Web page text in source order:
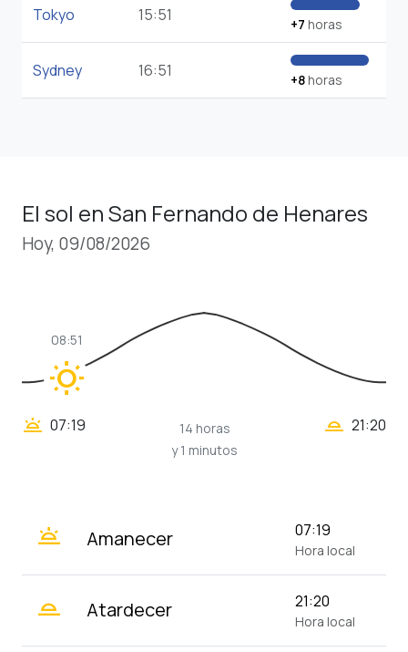
Tokyo 15:51 +7 horas
Sydney 16:51 +8horas
El sol en San Fernando de Henares
Hoy, 09/08/2026
wb_sunny
08:51
wb_twilight 07:19
14 horas
y 1 minutos
wb_twilight_2 21:20
wb_twilight Amanecer 07:19
Hora local
wb_twilight_2 Atardecer 21:20
Hora local